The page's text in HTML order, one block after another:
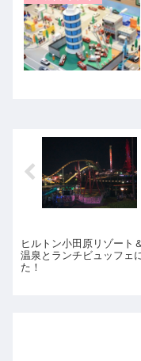
ヒルトン小田原リゾート
温泉とランチビュッフェ
た！